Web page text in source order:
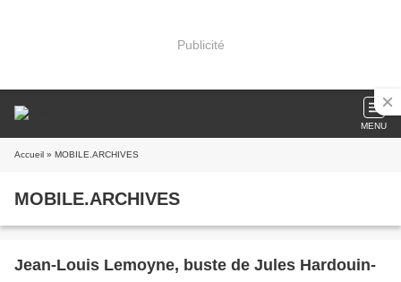
Publicité
MENU
Accueil » MOBILE.ARCHIVES
MOBILE.ARCHIVES
Jean-Louis Lemoyne, buste de Jules Hardouin-